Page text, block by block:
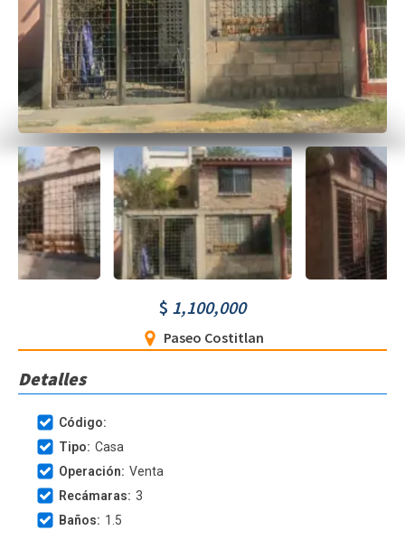
$ 1,100,000
Paseo Costitlan
Detalles
Código:
Tipo: Casa
Operación: Venta
Recámaras: 3
Baños: 1.5